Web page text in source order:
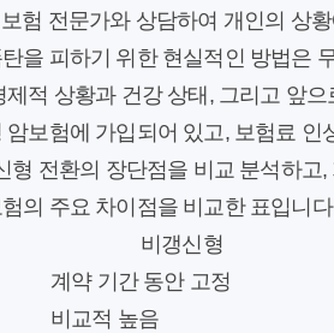
험 전문가와 상담하여 개인의 상
을 피하기 위한 현실적인 방법은
적 상황과 건강 상태, 그리고 앞
보험에 가입되어 있고, 보험료 인
전환의 장단점을 비교 분석하고
의 주요 차이점을 비교한 표입니
비갱신형
계약 기간 동안 고정
비교적 높음